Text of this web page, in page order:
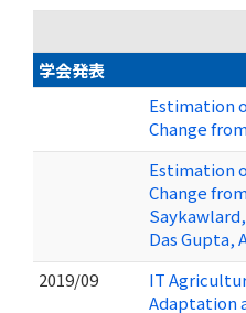
学会発表
Estimation
Change
Estimation
Change
Das Gupta,
2019/09
IT
Adaptation